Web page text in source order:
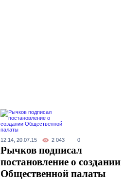
12:14, 20.07.15 2 043 0
Рычков подписал
постановление о создании
Общественной палаты